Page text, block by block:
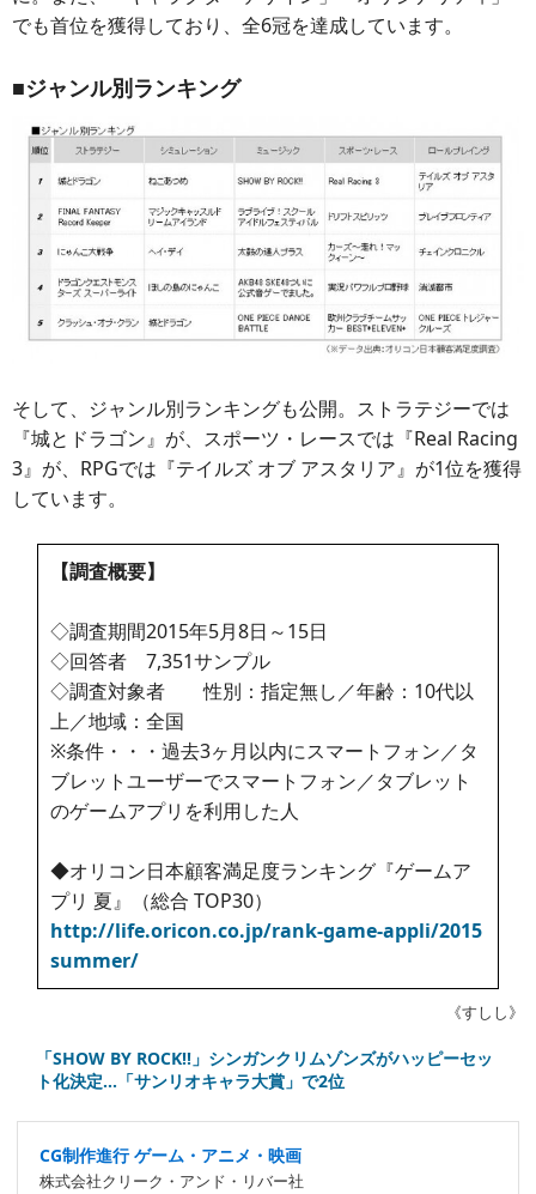
でも首位を獲得しており、全6冠を達成しています。
■ジャンル別ランキング
そして、ジャンル別ランキングも公開。ストラテジーでは
『城とドラゴン』が、スポーツ・レースでは『Real Racing
3』が、RPGでは『テイルズ オブ アスタリア』が1位を獲得
しています。
【調査概要】
◇調査期間2015年5月8日～15日
◇回答者 7,351サンプル
◇調査対象者 性別：指定無し／年齢：10代以
上／地域：全国
※条件・・・過去3ヶ月以内にスマートフォン／タ
ブレットユーザーでスマートフォン／タブレット
のゲームアプリを利用した人
◆オリコン日本顧客満足度ランキング『ゲームア
プリ 夏』（総合 TOP30）
http://life.oricon.co.jp/rank-game-appli/2015
summer/
《すしし》
「SHOW BY ROCK!!」シンガンクリムゾンズがハッピーセッ
ト化決定…「サンリオキャラ大賞」で2位
CG制作進行 ゲーム・アニメ・映画
株式会社クリーク・アンド・リバー社